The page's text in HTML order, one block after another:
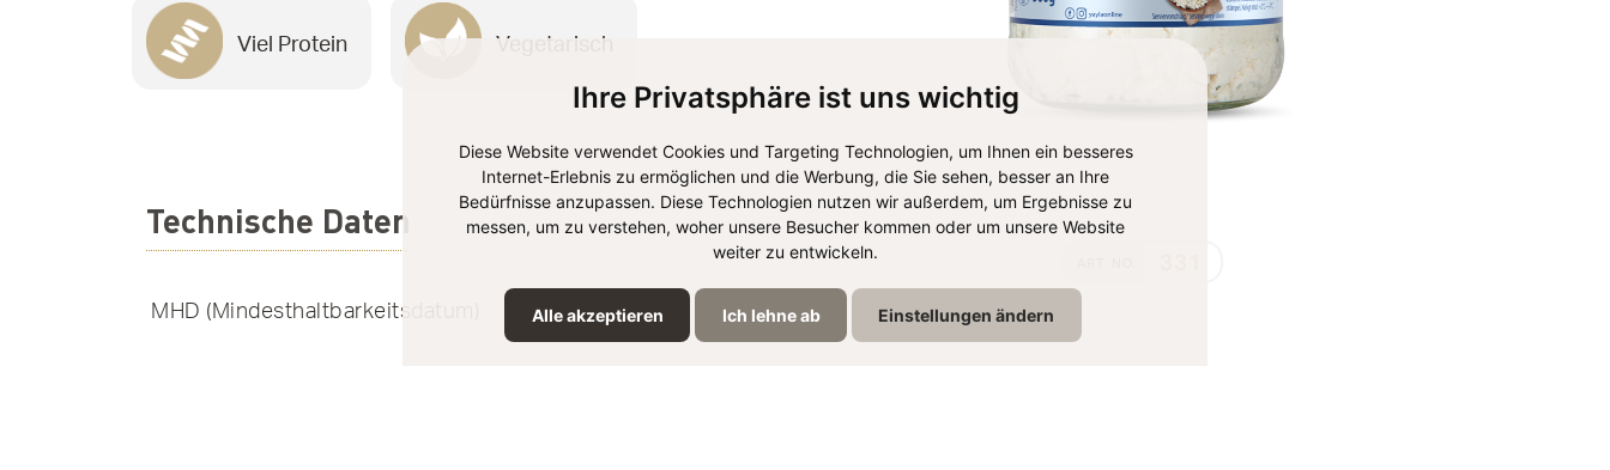
Ihre Privatsphäre ist uns wichtig
Diese Website verwendet Cookies und Targeting Technologien, um Ihnen ein besseres
Internet-Erlebnis zu ermöglichen und die Werbung, die Sie sehen, besser an Ihre
Bedürfnisse anzupassen. Diese Technologien nutzen wir außerdem, um Ergebnisse zu
messen, um zu verstehen, woher unsere Besucher kommen oder um unsere Website
weiter zu entwickeln.
Alle akzeptieren Ich lehne ab Einstellungen ändern
Viel Protein Vegetarisch
Technische Daten
MHD (Mindesthaltbarkeitsdatum)